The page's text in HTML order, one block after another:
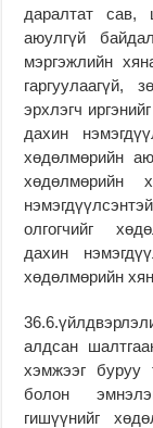
даралтат сав,
аюулгүй
мэргэжлийн
гаргуулаагүй,
эрхлэгч
дахин
хөдөлмөрийн
хөдөлмөрийн
олгогчийг
дахин
хөдөлмөрийн
алдсан
хэмжээг буруу
болон
гишүүнийг